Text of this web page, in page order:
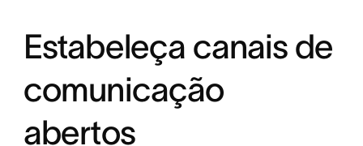
Estabeleça canais de
comunicação
abertos